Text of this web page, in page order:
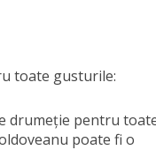
toate gusturile:
drumeție pentru
poate fi o